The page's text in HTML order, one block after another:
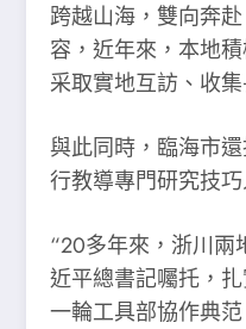
跨越山海，雙向奔
容，近年來，本地
采取實地互訪、收
與此同時，臨海市
行教導專門研究技
“20多年來，浙川兩
近平總書記囑托，
一輪工具部協作典范